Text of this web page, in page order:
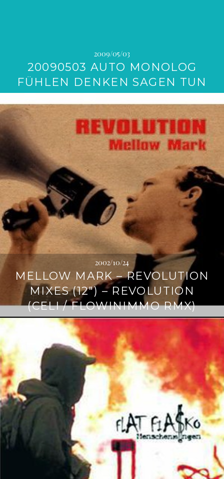
2009/05/03
20090503 AUTO MONOLOG
FÜHLEN DENKEN SAGEN TUN
2002/10/24
MELLOW MARK – REVOLUTION
MIXES (12″) – REVOLUTION
(CELI / FLOWINIMMO RMX)